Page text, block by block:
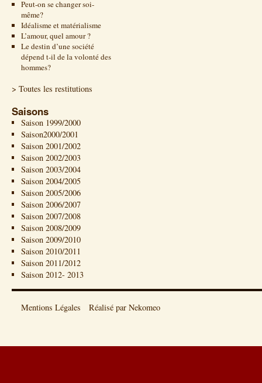
Peut-on se changer soi-
même?
Idéalisme et matérialisme
L’amour, quel amour ?
Le destin d’une société
dépend t-il de la volonté des
hommes?
> Toutes les restitutions
Saisons
Saison 1999/2000
Saison2000/2001
Saison 2001/2002
Saison 2002/2003
Saison 2003/2004
Saison 2004/2005
Saison 2005/2006
Saison 2006/2007
Saison 2007/2008
Saison 2008/2009
Saison 2009/2010
Saison 2010/2011
Saison 2011/2012
Saison 2012- 2013
Mentions Légales Réalisé par Nekomeo